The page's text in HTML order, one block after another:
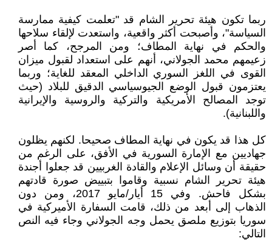
ربما تكون هيئة تحرير الشام قد "تعلمت كيفية ممارسة
السياسة"، وأصبحت أكثر واقعية، واستعدت لإلقاء سلاحها
والحكم في نهاية المطاف؛ ومن المرجح، كما أصر
زعيمهم محمد الجولاني، أنهم على استعداد لقبول ميزان
القوى في اللغز السوري الداخلي المعقد للغاية؛ وربما
يعتزمون قبول الوضع الجيوسياسي الدقيق للبلاد (حيث
توجد المصالح الأمريكية والتركية والروسية والإيرانية
واللبنانية).
كل هذا قد يكون في نهاية المطاف صحيحا. لكنهم يظلون
جهاديين مع الإمارة السورية في الأفق، على الرغم من
حقيقة أن وسائل الإعلام والقادة الغربيين قد جعلوا أجندة
هيئة تحرير الشام نسبية وقاموا بتبييض صورة قادتهم
بشكل فاحش. وفي 15 أيار/مايو 2017، ومن دون
الذهاب إلى أبعد من ذلك، قامت السفارة الأميركية في
سوريا بتوزيع ملصق يحمل وجه الجولاني وجاء فيه النص
التالي: